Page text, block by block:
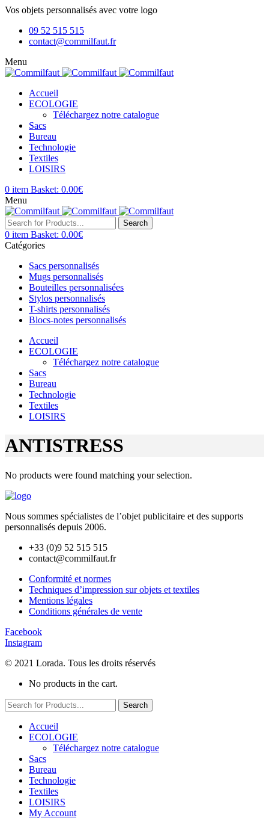
Vos objets personnalisés avec votre logo
09 52 515 515
contact@commilfaut.fr
Menu
Accueil
ECOLOGIE
Téléchargez notre catalogue
Sacs
Bureau
Technologie
Textiles
LOISIRS
0 item Basket: 0.00€
Menu
Search
0 item Basket: 0.00€
Catégories
Sacs personnalisés
Mugs personnalisés
Bouteilles personnalisées
Stylos personnalisés
T-shirts personnalisés
Blocs-notes personnalisés
Accueil
ECOLOGIE
Téléchargez notre catalogue
Sacs
Bureau
Technologie
Textiles
LOISIRS
ANTISTRESS
No products were found matching your selection.
Nous sommes spécialistes de l’objet publicitaire et des supports
personnalisés depuis 2006.
+33 (0)9 52 515 515
contact@commilfaut.fr
Conformité et normes
Techniques d’impression sur objets et textiles
Mentions légales
Conditions générales de vente
Facebook
Instagram
© 2021 Lorada. Tous les droits réservés
No products in the cart.
Search
Accueil
ECOLOGIE
Téléchargez notre catalogue
Sacs
Bureau
Technologie
Textiles
LOISIRS
My Account